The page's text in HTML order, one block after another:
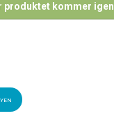
produktet kommer igen